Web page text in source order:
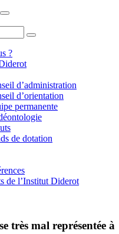
?
d’administration
d’orientation
permanente
de dotation
de l’Institut Diderot
très mal représentée à